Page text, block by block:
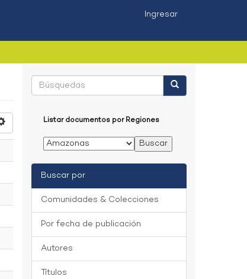
Ingresar
Listar documentos por Regiones
Buscar por
Comunidades & Colecciones
Por fecha de publicación
Autores
Títulos